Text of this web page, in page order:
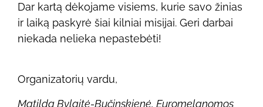
Dar kartą dėkojame visiems, kurie savo žinias
ir laiką paskyrė šiai kilniai misijai. Geri darbai
niekada nelieka nepastebėti!
Organizatorių vardu,
Matilda Bylaitė-Bučinskienė, Euromelanomos